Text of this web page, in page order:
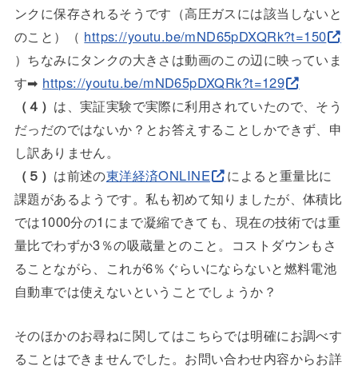
ンクに保存されるそうです（高圧ガスには該当しないと
のこと）（ https://youtu.be/mND65pDXQRk?t=150
）ちなみにタンクの大きさは動画のこの辺に映っていま
す➡ https://youtu.be/mND65pDXQRk?t=129
（４） は、実証実験で実際に利用されていたので、そう
だっだのではないか？とお答えすることしかできず、申
し訳ありません。
（５） は前述の東洋経済ONLINE
によると重量比に
課題があるようです。私も初めて知りましたが、体積比
では1000分の1にまで凝縮できても、現在の技術では重
量比でわずか3％の吸蔵量とのこと。コストダウンもさ
ることながら、これが6％ぐらいにならないと燃料電池
自動車では使えないということでしょうか？
そのほかのお尋ねに関してはこちらでは明確にお調べす
ることはできませんでした。お問い合わせ内容からお詳